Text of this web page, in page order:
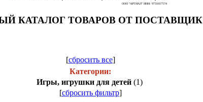
ООО "АРТИАЛ" ИНН: 9731017574
КАТАЛОГ ТОВАРОВ ОТ
[сбросить все]
Категории:
Игры, игрушки для детей (1)
[сбросить фильтр]